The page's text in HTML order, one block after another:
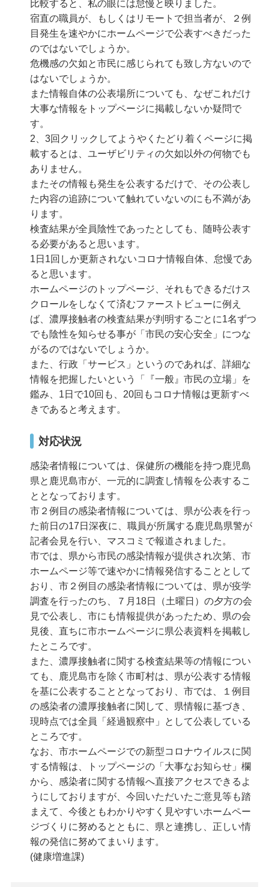
比較すると、私の眼には怠慢と映りました。
宿直の職員が、もしくはリモートで担当者が、２例
目発生を速やかにホームページで公表すべきだった
のではないでしょうか。
危機感の欠如と市民に感じられても致し方ないので
はないでしょうか。
また情報自体の公表場所についても、なぜこれだけ
大事な情報をトップページに掲載しないか疑問で
す。
2、3回クリックしてようやくたどり着くページに掲
載するとは、ユーザビリティの欠如以外の何物でも
ありません。
またその情報も発生を公表するだけで、その公表し
た内容の追跡について触れていないのにも不満があ
ります。
検査結果が全員陰性であったとしても、随時公表す
る必要があると思います。
1日1回しか更新されないコロナ情報自体、怠慢であ
ると思います。
ホームページのトップページ、それもできるだけス
クロールをしなくて済むファーストビューに例え
ば、濃厚接触者の検査結果が判明するごとに1名ずつ
でも陰性を知らせる事が「市民の安心安全」につな
がるのではないでしょうか。
また、行政「サービス」というのであれば、詳細な
情報を把握したいという「『一般』市民の立場」を
鑑み、1日で10回も、20回もコロナ情報は更新すべ
きであると考えます。
対応状況
感染者情報については、保健所の機能を持つ鹿児島
県と鹿児島市が、一元的に調査し情報を公表するこ
ととなっております。
市２例目の感染者情報については、県が公表を行っ
た前日の17日深夜に、職員が所属する鹿児島県警が
記者会見を行い、マスコミで報道されました。
市では、県から市民の感染情報が提供され次第、市
ホームページ等で速やかに情報発信することとして
おり、市２例目の感染者情報については、県が疫学
調査を行ったのち、７月18日（土曜日）の夕方の会
見で公表し、市にも情報提供があったため、県の会
見後、直ちに市ホームページに県公表資料を掲載し
たところです。
また、濃厚接触者に関する検査結果等の情報につい
ても、鹿児島市を除く市町村は、県が公表する情報
を基に公表することとなっており、市では、１例目
の感染者の濃厚接触者に関して、県情報に基づき、
現時点では全員「経過観察中」として公表している
ところです。
なお、市ホームページでの新型コロナウイルスに関
する情報は、トップページの「大事なお知らせ」欄
から、感染者に関する情報へ直接アクセスできるよ
うにしておりますが、今回いただいたご意見等も踏
まえて、今後ともわかりやすく見やすいホームペー
ジづくりに努めるとともに、県と連携し、正しい情
報の発信に努めてまいります。
(健康増進課)